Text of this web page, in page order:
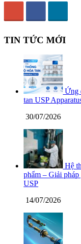
TIN TỨC MỚI
Ứng
tan USP
30/07/2026
Hệ
phẩm – Giải
USP
14/07/2026